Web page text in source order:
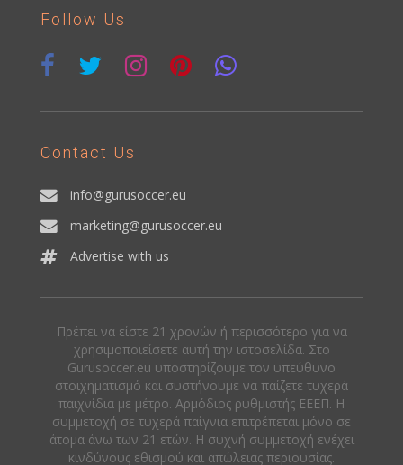
Follow Us
Contact Us
info@gurusoccer.eu
marketing@gurusoccer.eu
Advertise with us
Πρέπει να είστε 21 χρονών ή περισσότερο για να
χρησιμοποιείσετε αυτή την ιστοσελίδα. Στο
Gurusoccer.eu υποστηρίζουμε τον υπεύθυνο
στοιχηματισμό και συστήνουμε να παίζετε τυχερά
παιχνίδια με μέτρο. Αρμόδιος ρυθμιστής ΕΕΕΠ. Η
συμμετοχή σε τυχερά παίγνια επιτρέπεται μόνο σε
άτομα άνω των 21 ετών. Η συχνή συμμετοχή ενέχει
κινδύνους εθισμού και απώλειας περιουσίας.